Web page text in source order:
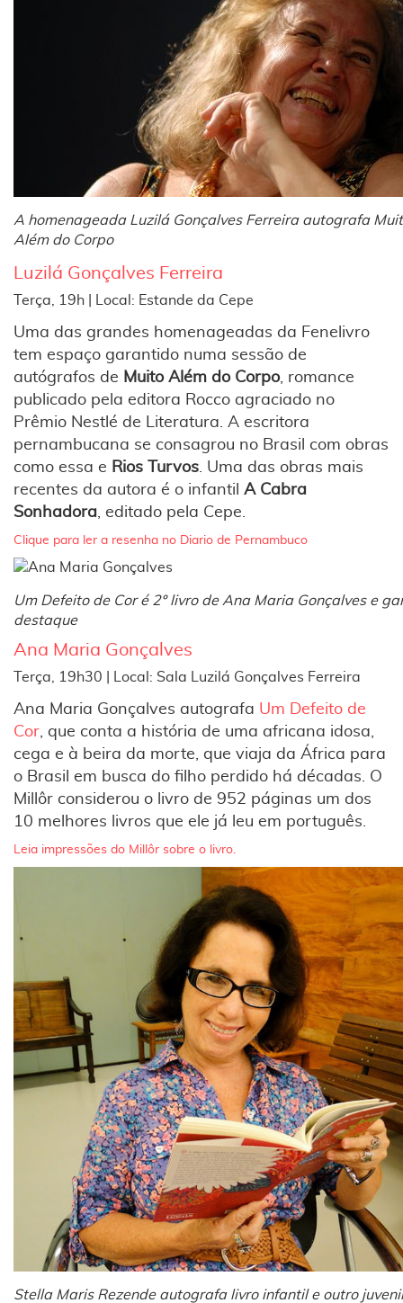
A homenageada Luzilá Gonçalves Ferreira autografa
Além do Corpo
Luzilá Gonçalves Ferreira
Terça, 19h | Local: Estande da Cepe
Uma das grandes homenageadas da Fenelivro
tem espaço garantido numa sessão de
autógrafos de Muito Além do Corpo, romance
publicado pela editora Rocco agraciado no
Prêmio Nestlé de Literatura. A escritora
pernambucana se consagrou no Brasil com obras
como essa e Rios Turvos. Uma das obras mais
recentes da autora é o infantil A Cabra
Sonhadora, editado pela Cepe.
Clique para ler a resenha no Diario de Pernambuco
Um Defeito de Cor é 2º livro de Ana Maria Gonçalves e
destaque
Ana Maria Gonçalves
Terça, 19h30 | Local: Sala Luzilá Gonçalves Ferreira
Ana Maria Gonçalves autografa Um Defeito de
Cor, que conta a história de uma africana idosa,
cega e à beira da morte, que viaja da África para
o Brasil em busca do filho perdido há décadas. O
Millôr considerou o livro de 952 páginas um dos
10 melhores livros que ele já leu em português.
Leia impressões do Millôr sobre o livro.
Stella Maris Rezende autografa livro infantil e outro